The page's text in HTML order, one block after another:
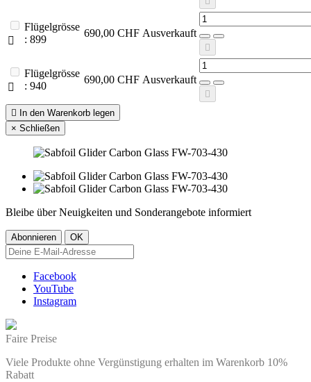

Flügelgrösse
: 899
690,00 CHF Ausverkauft


Flügelgrösse
: 940
690,00 CHF Ausverkauft


In den Warenkorb legen
× Schließen
Bleibe über Neuigkeiten und Sonderangebote informiert
Facebook
YouTube
Instagram
Faire Preise
Viele Produkte ohne Vergünstigung erhalten im Warenkorb 10%
Rabatt